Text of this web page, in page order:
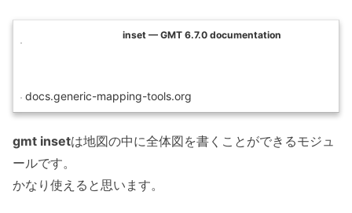
inset — GMT 6.7.0 documentation
docs.generic-mapping-tools.org
gmt insetは地図の中に全体図を書くことができるモジュ
ールです。
かなり使えると思います。